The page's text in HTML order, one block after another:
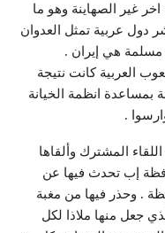
غير الصهاينة وهو ما
دول عربية تمثل العدوان
مسلمة هي إيران .
العربية كانت نتيجة
بمساعدة انظمة الخيانة
.
المشترك وألقاها
إب تحدث فيها عن
. وحذر فيها من مغبة
جعل منها ملاذا لكل